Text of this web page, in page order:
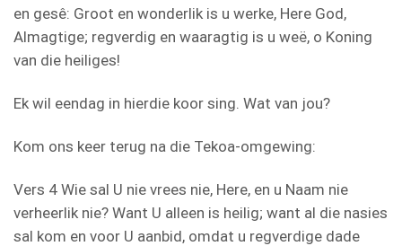
en gesê: Groot en wonderlik is u werke, Here God,
Almagtige; regverdig en waaragtig is u weë, o Koning
van die heiliges!
Ek wil eendag in hierdie koor sing. Wat van jou?
Kom ons keer terug na die Tekoa-omgewing:
Vers 4 Wie sal U nie vrees nie, Here, en u Naam nie
verheerlik nie? Want U alleen is heilig; want al die nasies
sal kom en voor U aanbid, omdat u regverdige dade